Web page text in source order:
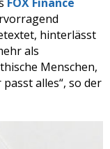
hinterlässt
als
Menschen,
alles“, so der